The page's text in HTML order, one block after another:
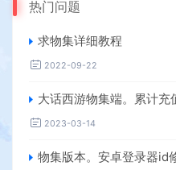
热门问题
求物集详细教程
2022-09-22
大话西游物集端。累计充
2023-03-14
物集版本。安卓登录器id